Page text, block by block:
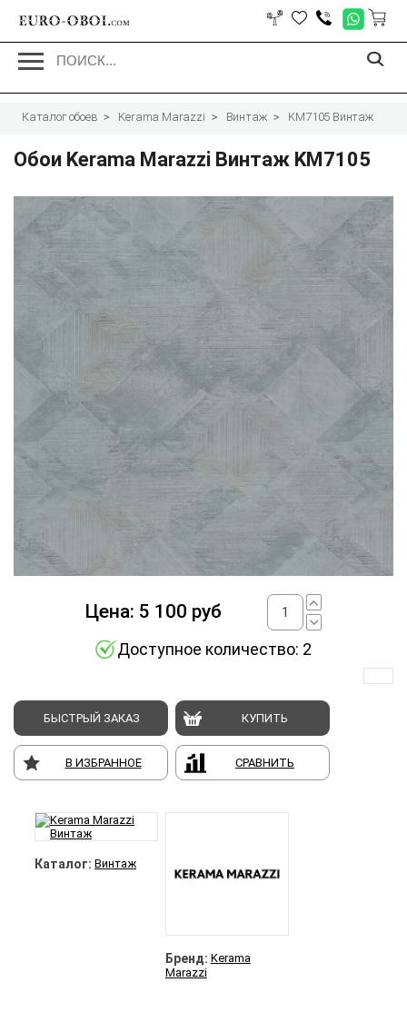
EURO-OBOI.com
Каталог обоев Kerama Marazzi Винтаж KM7105 Винтаж
Обои Kerama Marazzi Винтаж KM7105
Цена: 5 100 руб
Доступное количество: 2
БЫСТРЫЙ ЗАКАЗ КУПИТЬ
В ИЗБРАННОЕ СРАВНИТЬ
Каталог: Винтаж
Бренд: Kerama
Marazzi